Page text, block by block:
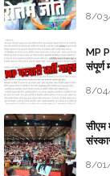
8/
MP
संपूर्ण
8/
सीएम
8/